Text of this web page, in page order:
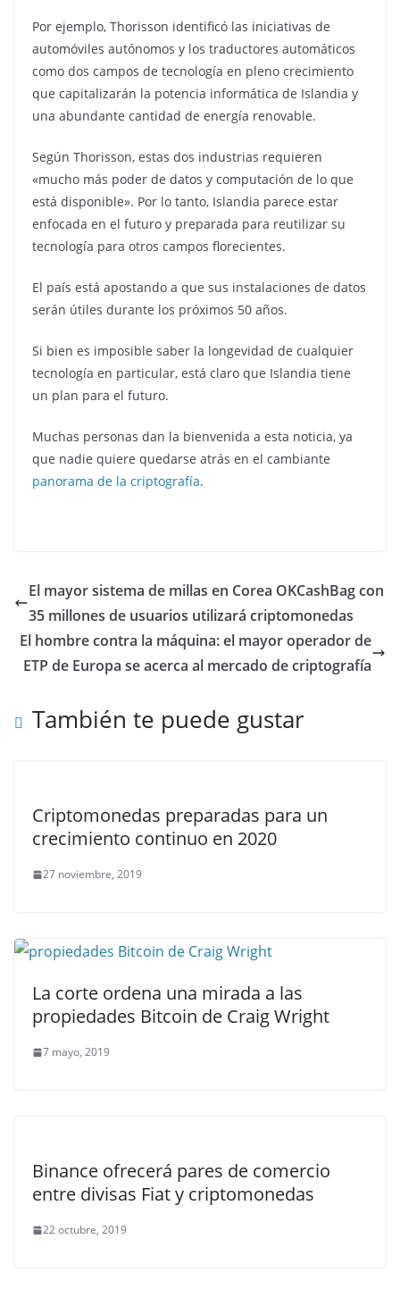
Por ejemplo, Thorisson identificó las iniciativas de
automóviles autónomos y los traductores automáticos
como dos campos de tecnología en pleno crecimiento
que capitalizarán la potencia informática de Islandia y
una abundante cantidad de energía renovable.
Según Thorisson, estas dos industrias requieren
«mucho más poder de datos y computación de lo que
está disponible». Por lo tanto, Islandia parece estar
enfocada en el futuro y preparada para reutilizar su
tecnología para otros campos florecientes.
El país está apostando a que sus instalaciones de datos
serán útiles durante los próximos 50 años.
Si bien es imposible saber la longevidad de cualquier
tecnología en particular, está claro que Islandia tiene
un plan para el futuro.
Muchas personas dan la bienvenida a esta noticia, ya
que nadie quiere quedarse atrás en el cambiante
panorama de la criptografía.
El mayor sistema de millas en Corea OKCashBag con
35 millones de usuarios utilizará criptomonedas
El hombre contra la máquina: el mayor operador de
ETP de Europa se acerca al mercado de criptografía
También te puede gustar
Criptomonedas preparadas para un
crecimiento continuo en 2020
27 noviembre, 2019
La corte ordena una mirada a las
propiedades Bitcoin de Craig Wright
7 mayo, 2019
Binance ofrecerá pares de comercio
entre divisas Fiat y criptomonedas
22 octubre, 2019